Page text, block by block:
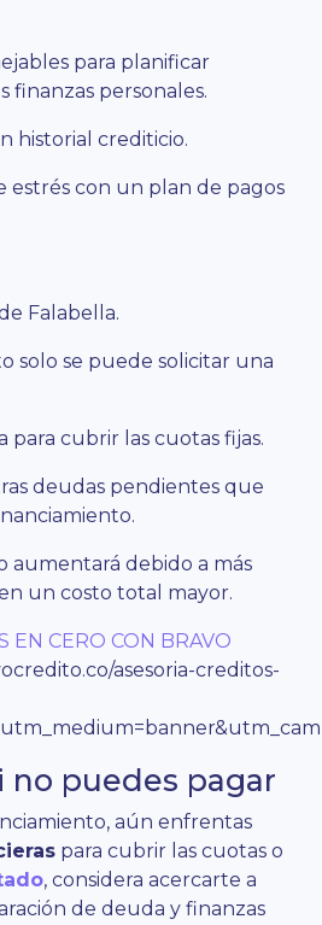
para planificar
personales.
historial crediticio.
estrés con un plan de pagos
Falabella.
solo se puede solicitar una
para cubrir las cuotas fijas.
deudas pendientes que
aumentará debido a más
un costo total mayor.
EN CERO CON BRAVO
asesoria-creditos-
no puedes pagar
aún enfrentas
para cubrir las cuotas o
, considera acercarte a
de deuda y finanzas